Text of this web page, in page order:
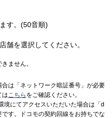
す。(50音順)
舗を選択してください。
ません。
は「ネットワーク暗証番号」が必要
はこちら をご確認ください。
境にてアクセスいただいた場合は「d
す。ドコモの契約回線をお持ちでな